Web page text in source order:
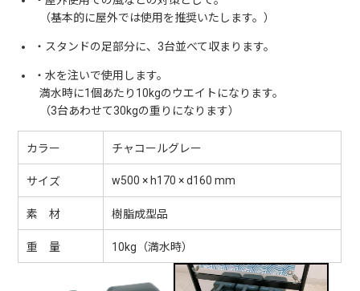
（基本的に屋外では使用を推奨いたします。）
スタンドの足部分に、3台並べて収まります。
水を注いで使用します。
満水時に1個あたり10kgのウエイトになります。
（3台あわせて30kgの重りになります）
カラー チャコールグレー
サイズ w500 × h170 × d160 mm
素 材 樹脂成型品
重 量 10kg（満水時）